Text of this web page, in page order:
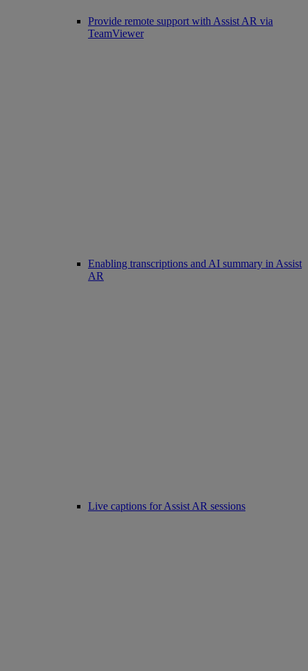
Provide remote support with Assist AR via
TeamViewer
Enabling transcriptions and AI summary in Assist
AR
Live captions for Assist AR sessions